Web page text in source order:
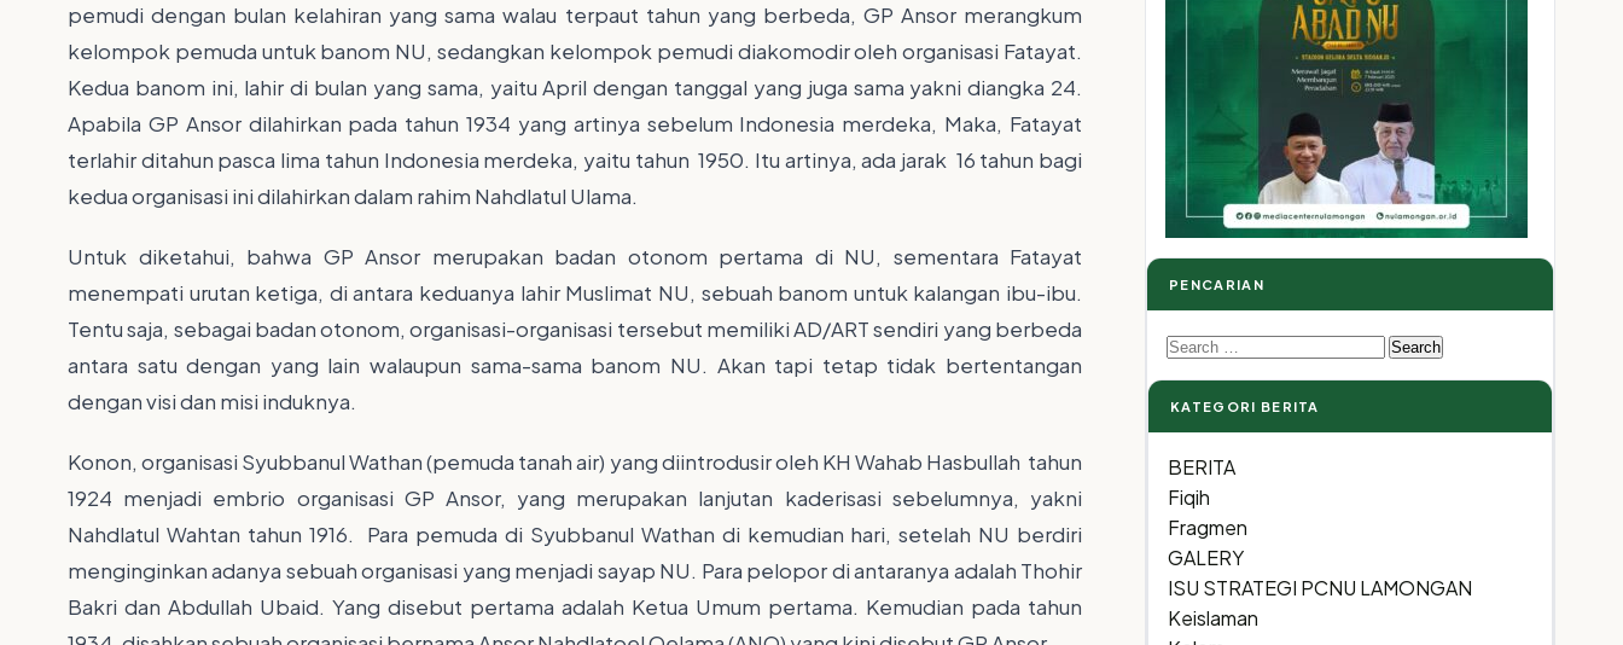
pemudi dengan bulan kelahiran yang sama walau terpaut tahun yang berbeda, GP Ansor merangkum
kelompok pemuda untuk banom NU, sedangkan kelompok pemudi diakomodir oleh organisasi Fatayat.
Kedua banom ini, lahir di bulan yang sama, yaitu April dengan tanggal yang juga sama yakni diangka 24.
Apabila GP Ansor dilahirkan pada tahun 1934 yang artinya sebelum Indonesia merdeka, Maka, Fatayat
terlahir ditahun pasca lima tahun Indonesia merdeka, yaitu tahun 1950. Itu artinya, ada jarak 16 tahun bagi
kedua organisasi ini dilahirkan dalam rahim Nahdlatul Ulama.
Untuk diketahui, bahwa GP Ansor merupakan badan otonom pertama di NU, sementara Fatayat
menempati urutan ketiga, di antara keduanya lahir Muslimat NU, sebuah banom untuk kalangan ibu-ibu.
Tentu saja, sebagai badan otonom, organisasi-organisasi tersebut memiliki AD/ART sendiri yang berbeda
antara satu dengan yang lain walaupun sama-sama banom NU. Akan tapi tetap tidak bertentangan
dengan visi dan misi induknya.
Konon, organisasi Syubbanul Wathan (pemuda tanah air) yang diintrodusir oleh KH Wahab Hasbullah tahun
1924 menjadi embrio organisasi GP Ansor, yang merupakan lanjutan kaderisasi sebelumnya, yakni
Nahdlatul Wahtan tahun 1916. Para pemuda di Syubbanul Wathan di kemudian hari, setelah NU berdiri
menginginkan adanya sebuah organisasi yang menjadi sayap NU. Para pelopor di antaranya adalah Thohir
Bakri dan Abdullah Ubaid. Yang disebut pertama adalah Ketua Umum pertama. Kemudian pada tahun
PENCARIAN
Search
for:
KATEGORI BERITA
BERITA
Fiqih
Fragmen
GALERY
ISU STRATEGI PCNU LAMONGAN
Keislaman